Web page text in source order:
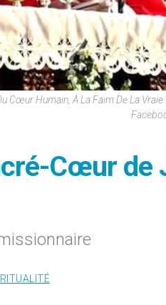
Cœur Humain, À La Faim De La
Cœur de